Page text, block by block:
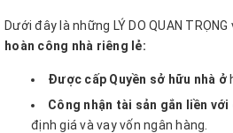
Dưới đây là những LÝ DO QUAN
hoàn công nhà riêng lẻ:
Được cấp Quyền sở hữu nhà ở
Công nhận tài sản gắn liền với
định giá và vay vốn ngân hàng.